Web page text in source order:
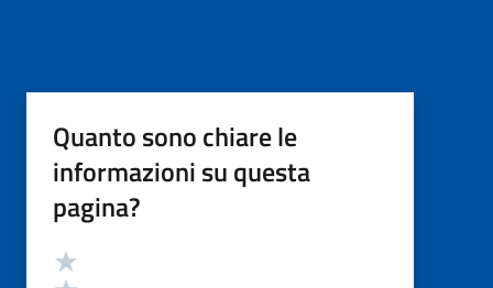
Quanto sono chiare le
informazioni su questa
pagina?
Valutazione